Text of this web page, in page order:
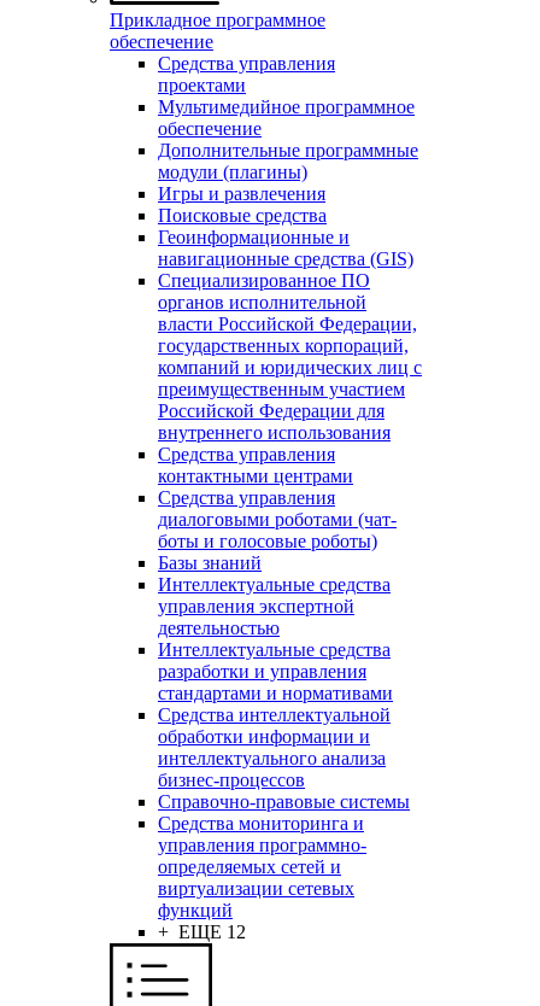
Прикладное программное
обеспечение
Средства управления
проектами
Мультимедийное программное
обеспечение
Дополнительные программные
модули (плагины)
Игры и развлечения
Поисковые средства
Геоинформационные и
навигационные средства (GIS)
Специализированное ПО
органов исполнительной
власти Российской Федерации,
государственных корпораций,
компаний и юридических лиц с
преимущественным участием
Российской Федерации для
внутреннего использования
Средства управления
контактными центрами
Средства управления
диалоговыми роботами (чат-
боты и голосовые роботы)
Базы знаний
Интеллектуальные средства
управления экспертной
деятельностью
Интеллектуальные средства
разработки и управления
стандартами и нормативами
Средства интеллектуальной
обработки информации и
интеллектуального анализа
бизнес-процессов
Справочно-правовые системы
Средства мониторинга и
управления программно-
определяемых сетей и
виртуализации сетевых
функций
+ ЕЩЕ 12